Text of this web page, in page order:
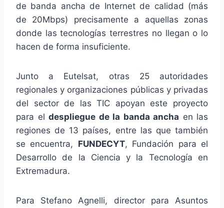
de banda ancha de Internet de calidad (más
de 20Mbps) precisamente a aquellas zonas
donde las tecnologías terrestres no llegan o lo
hacen de forma insuficiente.
Junto a Eutelsat, otras 25 autoridades
regionales y organizaciones públicas y privadas
del sector de las TIC apoyan este proyecto
para el despliegue de la banda ancha en las
regiones de 13 países, entre las que también
se encuentra, FUNDECYT, Fundación para el
Desarrollo de la Ciencia y la Tecnología en
Extremadura.
Para Stefano Agnelli, director para Asuntos